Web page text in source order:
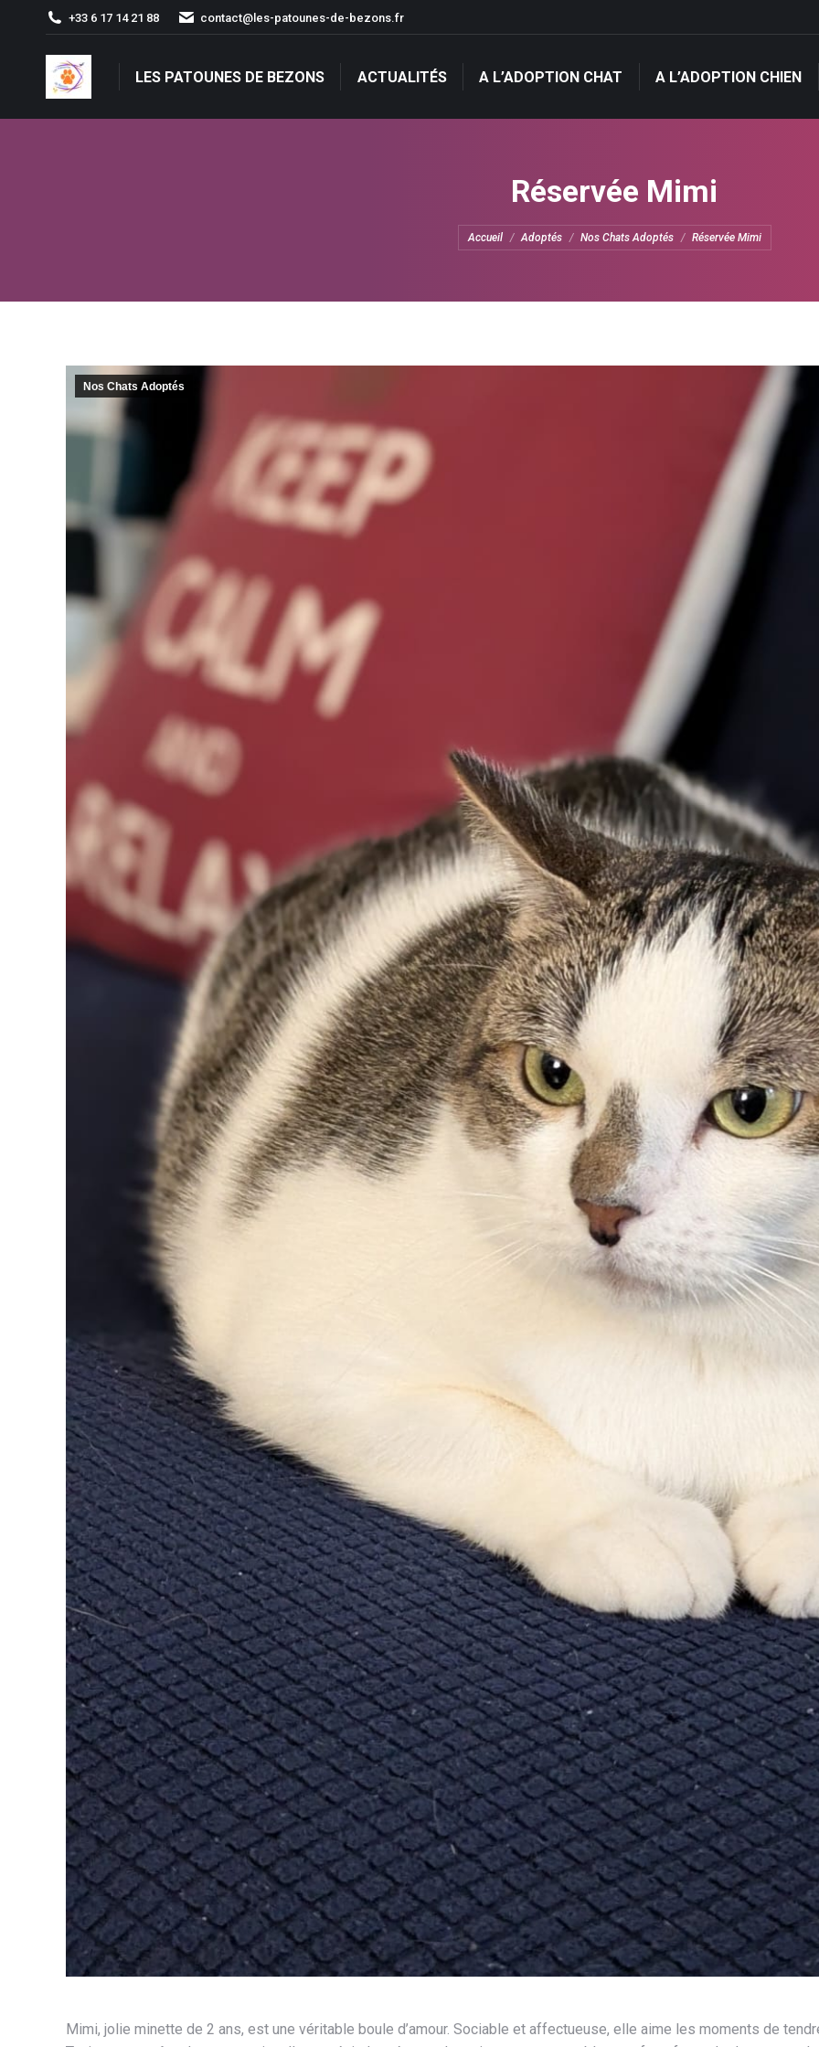
+33 6 17 14 21 88 contact@les-patounes-de-bezons.fr
LES PATOUNES DE BEZONS ACTUALITÉS A L’ADOPTION CHAT A L’ADOPTION CHIEN
Réservée Mimi
Vous êtes ici :
Accueil Adoptés Nos Chats Adoptés Réservée Mimi
Nos Chats Adoptés
Mimi, jolie minette de 2 ans, est une véritable boule d’amour. Sociable et affectueuse, elle aime les moments de